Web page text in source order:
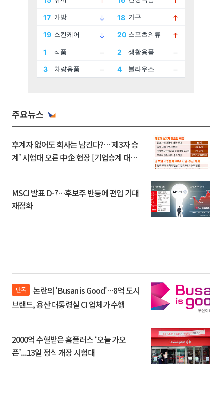
주요뉴스
후계자 없어도 회사는 남긴다?…‘제3자 승
계’ 시험대 오른 中企 현장 [기업승계 대전
MSCI 발표 D-7…후보주 반등에 편입 기대
재점화
단독
브랜드, 용산 대통령실 CI 업체가 수행
2000억 수혈받은 홈플러스 ‘오늘 가오
픈’...13일 정식 개장 시험대